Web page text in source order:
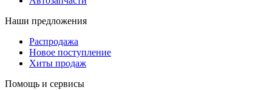
Наши предложения
Распродажа
Новое поступление
Хиты продаж
Помощь и сервисы